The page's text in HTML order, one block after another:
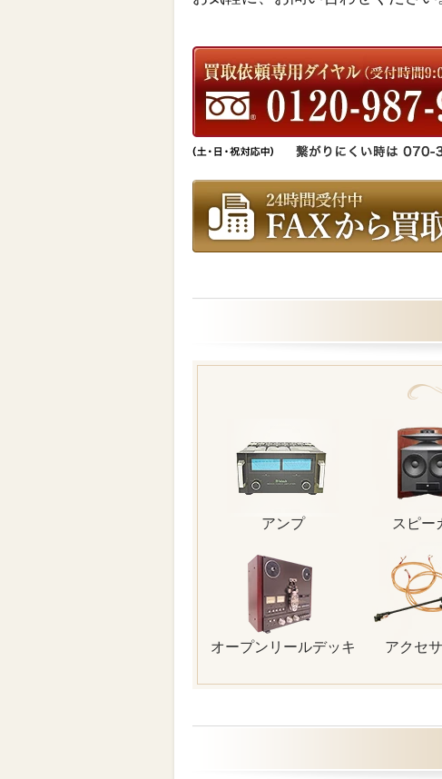
アンプ スピー
オープンリールデッキ アクセ